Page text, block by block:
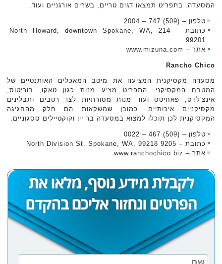
המסעדה. בתפריט תמצאו דגים טריים, בשרים אורגניים ועוד.
טלפון – (509) 747 – 2004
כתובת – 214 North Howard, downtown Spokane, WA,
99201
אתר – www.mizuna.com
Rancho Chico
מסעדה מקסיקנית המציעה את מיטב המאכלים האותנטיים של
המטבח המקסיקני. התפריט מציע מנות כגון טאקו, בוריטוס,
אינצ'לדס, פאחיטס ועוד מנות מסורתיות לצד רטבים ותבלינים
מקסיקניים איכותיים. כמובן שמשקאות הם חלק מהחגיגה
המקסיקנית לכן תוכלו למצוא במסעדה בר יין וקוקטיילים ססגוניים.
טלפון – (509) 467 – 0022
כתובת – 9205 North Division St. Spokane, WA, 99218
אתר – www.ranchochico.biz